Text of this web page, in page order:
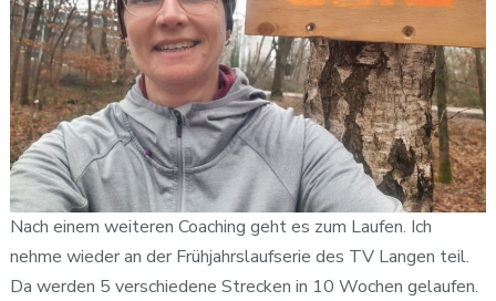
Nach einem weiteren Coaching geht es zum Laufen. Ich
nehme wieder an der Frühjahrslaufserie des TV Langen teil.
Da werden 5 verschiedene Strecken in 10 Wochen gelaufen.